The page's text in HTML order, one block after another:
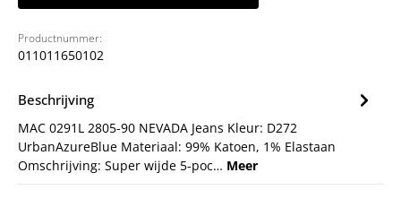
Productnummer:
011011650102
Beschrijving
MAC 0291L 2805-90 NEVADA Jeans Kleur: D272
UrbanAzureBlue Materiaal: 99% Katoen, 1% Elastaan
Omschrijving: Super wijde 5-poc… Meer